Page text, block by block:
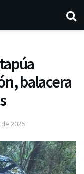
balacera
2026